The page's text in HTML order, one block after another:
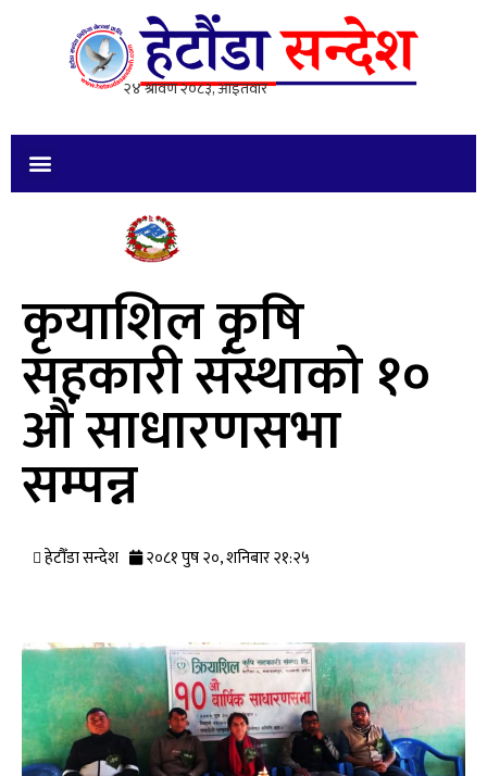
कृयाशिल कृषि
सहकारी संस्थाको १०
औं साधारणसभा
सम्पन्न
हेटौँडा सन्देश २०८१ पुष २०, शनिबार २१:२५